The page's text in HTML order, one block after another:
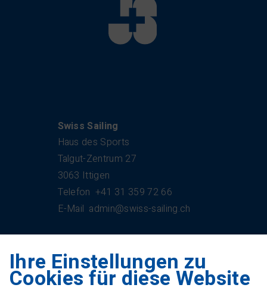
Swiss Sailing
Haus des Sports
Talgut-Zentrum 27
3063 Ittigen
Telefon +41 31 359 72 66
E-Mail admin@swiss-sailing.ch
Swiss Sailing Team
Industriestrasse 51
Ihre Einstellungen zu
Cookies für diese Website